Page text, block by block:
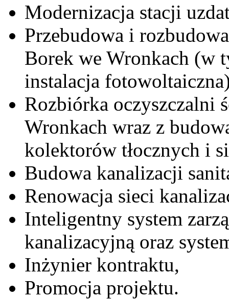
Modernizacja stacji
Przebudowa i
Borek we Wronkach (w
instalacja
Rozbiórka oczyszczalni
Wronkach wraz z
kolektorów tłocznych i
Budowa kanalizacji
Renowacja sieci
Inteligentny system
kanalizacyjną oraz
Inżynier kontraktu,
Promocja projektu.